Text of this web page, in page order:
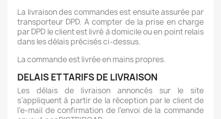
La livraison des commandes est ensuite assurée par
transporteur DPD. A compter de la prise en charge
par DPD le client est livré à domicile ou en point relais
dans les délais précisés ci-dessus.
La commande est livrée en mains propres.
DELAIS ET TARIFS DE LIVRAISON
Les délais de livraison annoncés sur le site
s’appliquent à partir de la réception par le client de
l’e-mail de confirmation de l’envoi de la commande